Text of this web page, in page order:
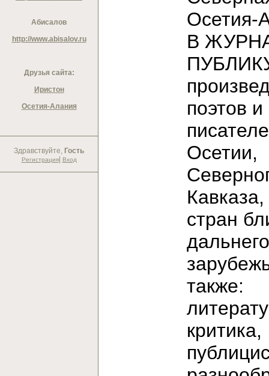
Абисалов
http://www.abisalov.ru
Друзья сайта:
Иристон
Осетия-Алания
Здравствуйте, Гость
Регистрация| Вход
В
поэтов и
Осетии,
стран
дальнего
также:
критика,